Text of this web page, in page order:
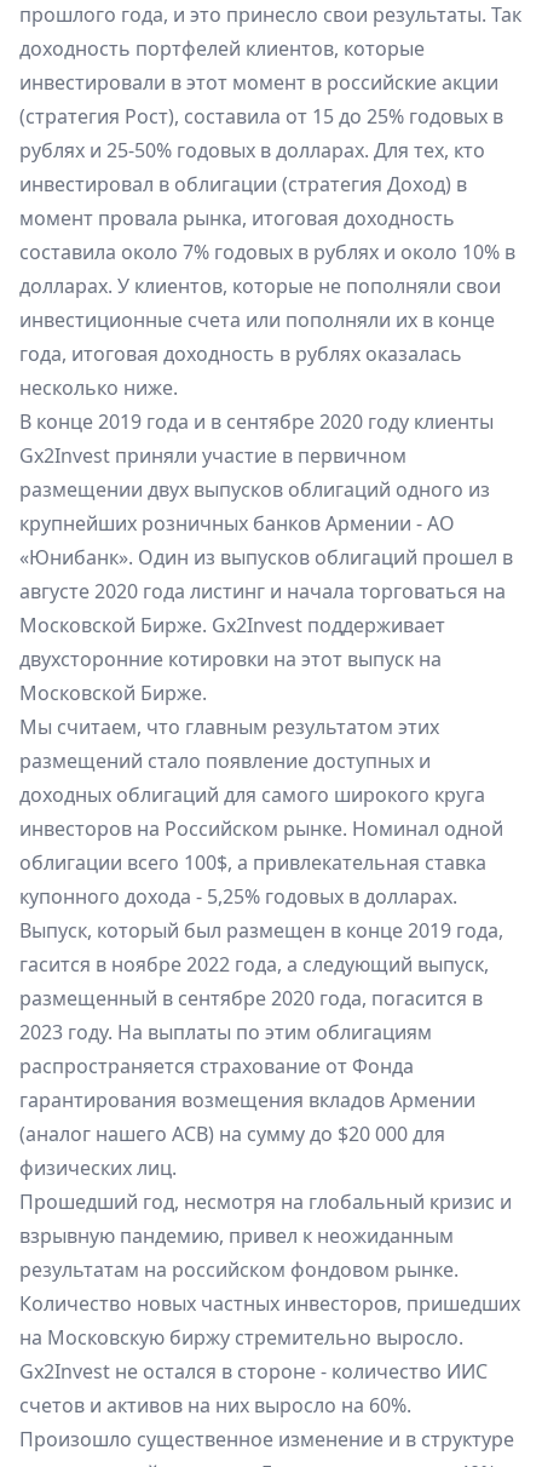
прошлого года, и это принесло свои результаты. Так
доходность портфелей клиентов, которые
инвестировали в этот момент в российские акции
(стратегия Рост), составила от 15 до 25% годовых в
рублях и 25-50% годовых в долларах. Для тех, кто
инвестировал в облигации (стратегия Доход) в
момент провала рынка, итоговая доходность
составила около 7% годовых в рублях и около 10% в
долларах. У клиентов, которые не пополняли свои
инвестиционные счета или пополняли их в конце
года, итоговая доходность в рублях оказалась
несколько ниже.
В конце 2019 года и в сентябре 2020 году клиенты
Gx2Invest приняли участие в первичном
размещении двух выпусков облигаций одного из
крупнейших розничных банков Армении - АО
«Юнибанк». Один из выпусков облигаций прошел в
августе 2020 года листинг и начала торговаться на
Московской Бирже. Gx2Invest поддерживает
двухсторонние котировки на этот выпуск на
Московской Бирже.
Мы считаем, что главным результатом этих
размещений стало появление доступных и
доходных облигаций для самого широкого круга
инвесторов на Российском рынке. Номинал одной
облигации всего 100$, а привлекательная ставка
купонного дохода - 5,25% годовых в долларах.
Выпуск, который был размещен в конце 2019 года,
гасится в ноябре 2022 года, а следующий выпуск,
размещенный в сентябре 2020 года, погасится в
2023 году. На выплаты по этим облигациям
распространяется страхование от Фонда
гарантирования возмещения вкладов Армении
(аналог нашего АСВ) на сумму до $20 000 для
физических лиц.
Прошедший год, несмотря на глобальный кризис и
взрывную пандемию, привел к неожиданным
результатам на российском фондовом рынке.
Количество новых частных инвесторов, пришедших
на Московскую биржу стремительно выросло.
Gx2Invest не остался в стороне - количество ИИС
счетов и активов на них выросло на 60%.
Произошло существенное изменение и в структуре